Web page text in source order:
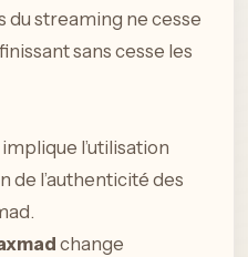
du streaming ne cesse
sans cesse les
implique l’utilisation
de l’authenticité des
change